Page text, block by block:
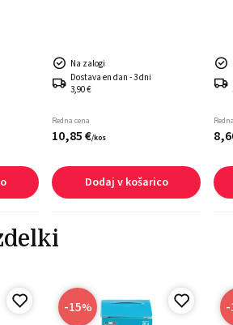
Na zalogi
Dostava en dan - 3 dni
3,90 €
Redna cena
10,85€/kos
Dodaj v košarico
8,
-15%